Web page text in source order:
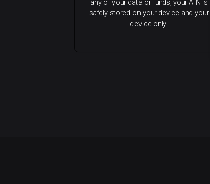
any of your data or funds, your AIN is
safely stored on your device and your
device only.